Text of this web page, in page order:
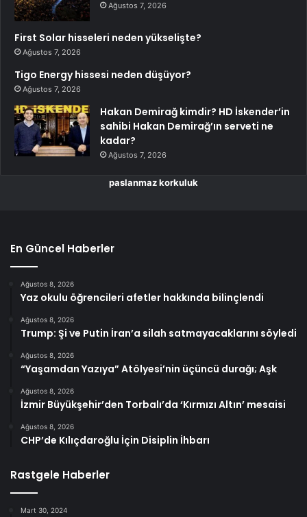
Ağustos 7, 2026
First Solar hisseleri neden yükselişte?
Ağustos 7, 2026
Tigo Energy hissesi neden düşüyor?
Ağustos 7, 2026
Hakan Demirağ kimdir? HD İskender’in
sahibi Hakan Demirağ’ın serveti ne
kadar?
Ağustos 7, 2026
paslanmaz korkuluk
En Güncel Haberler
Ağustos 8, 2026
Yaz okulu öğrencileri afetler hakkında bilinçlendi
Ağustos 8, 2026
Trump: Şi ve Putin İran’a silah satmayacaklarını söyledi
Ağustos 8, 2026
“Yaşamdan Yazıya” Atölyesi’nin üçüncü durağı; Aşk
Ağustos 8, 2026
İzmir Büyükşehir’den Torbalı’da ‘Kırmızı Altın’ mesaisi
Ağustos 8, 2026
CHP’de Kılıçdaroğlu İçin Disiplin İhbarı
Rastgele Haberler
Mart 30, 2024